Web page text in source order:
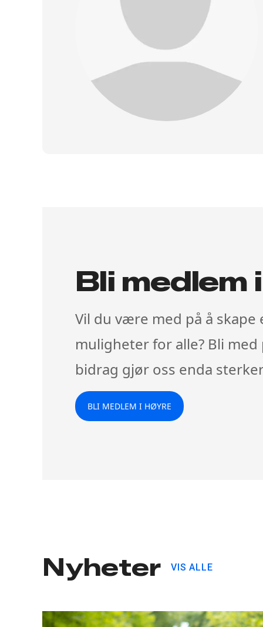
Bli medlem
Vil du være med på å
muligheter for alle? Bli
bidrag gjør oss enda
BLI MEDLEM I HØYRE
Nyheter VIS ALLE